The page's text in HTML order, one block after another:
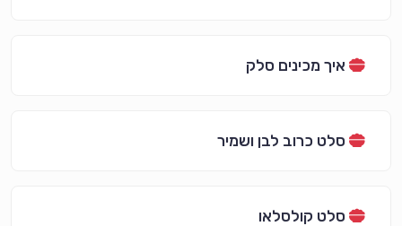
איך מכינים סלק
סלט כרוב לבן ושמיר
סלט קולסלאו